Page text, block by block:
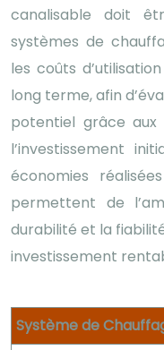
canalisable doit
systèmes de
les coûts
long terme, afin
potentiel grâce aux
l’investissement
économies
permettent de
durabilité et la
investissement
Système de